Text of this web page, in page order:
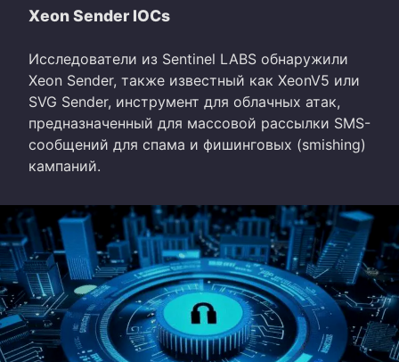
Xeon Sender IOCs
Исследователи из Sentinel LABS обнаружили
Xeon Sender, также известный как XeonV5 или
SVG Sender, инструмент для облачных атак,
предназначенный для массовой рассылки SMS-
сообщений для спама и фишинговых (smishing)
кампаний.